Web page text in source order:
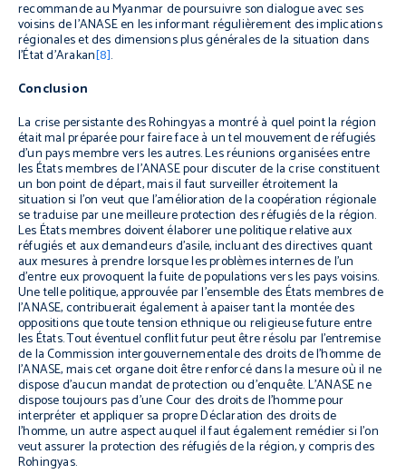
recommande au Myanmar de poursuivre son dialogue avec ses
voisins de l’ANASE en les informant régulièrement des implications
régionales et des dimensions plus générales de la situation dans
l’État d’Arakan[8].
Conclusion
La crise persistante des Rohingyas a montré à quel point la région
était mal préparée pour faire face à un tel mouvement de réfugiés
d’un pays membre vers les autres. Les réunions organisées entre
les États membres de l’ANASE pour discuter de la crise constituent
un bon point de départ, mais il faut surveiller étroitement la
situation si l’on veut que l’amélioration de la coopération régionale
se traduise par une meilleure protection des réfugiés de la région.
Les États membres doivent élaborer une politique relative aux
réfugiés et aux demandeurs d’asile, incluant des directives quant
aux mesures à prendre lorsque les problèmes internes de l’un
d’entre eux provoquent la fuite de populations vers les pays voisins.
Une telle politique, approuvée par l’ensemble des États membres de
l’ANASE, contribuerait également à apaiser tant la montée des
oppositions que toute tension ethnique ou religieuse future entre
les États. Tout éventuel conflit futur peut être résolu par l’entremise
de la Commission intergouvernementale des droits de l’homme de
l’ANASE, mais cet organe doit être renforcé dans la mesure où il ne
dispose d’aucun mandat de protection ou d’enquête. L’ANASE ne
dispose toujours pas d’une Cour des droits de l’homme pour
interpréter et appliquer sa propre Déclaration des droits de
l’homme, un autre aspect auquel il faut également remédier si l’on
veut assurer la protection des réfugiés de la région, y compris des
Rohingyas.